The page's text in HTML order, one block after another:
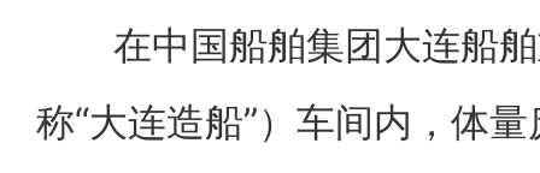
在中国船舶集团大连船舶
称“大连造船”）车间内，体